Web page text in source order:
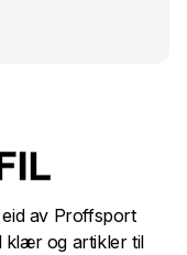
eid av Proffsport
klær og artikler til